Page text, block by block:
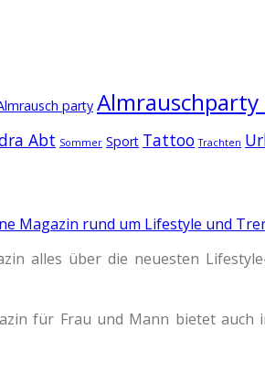
party Almrauschparty
Abt Sommer Sport Tattoo Trachten
Magazin rund um Lifestyle und
alles über die neuesten
für Frau und Mann bietet